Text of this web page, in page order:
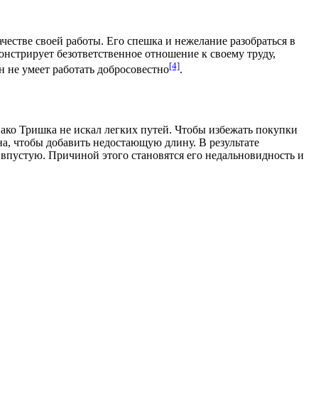
своей работы. Его спешка и нежелание разобраться в
безответственное отношение к своему труду,
умеет работать добросовестно[4].
Тришка не искал легких путей. Чтобы избежать покупки
чтобы добавить недостающую длину. В результате
Причиной этого становятся его недальновидность и